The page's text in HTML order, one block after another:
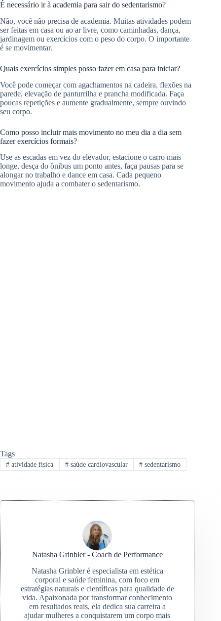
É necessário ir à academia para sair do sedentarismo?
Não, você não precisa de academia. Muitas atividades podem
ser feitas em casa ou ao ar livre, como caminhadas, dança,
jardinagem ou exercícios com o peso do corpo. O importante
é se movimentar.
Quais exercícios simples posso fazer em casa para iniciar?
Você pode começar com agachamentos na cadeira, flexões na
parede, elevação de panturrilha e prancha modificada. Faça
poucas repetições e aumente gradualmente, sempre ouvindo
seu corpo.
Como posso incluir mais movimento no meu dia a dia sem
fazer exercícios formais?
Use as escadas em vez do elevador, estacione o carro mais
longe, desça do ônibus um ponto antes, faça pausas para se
alongar no trabalho e dance em casa. Cada pequeno
movimento ajuda a combater o sedentarismo.
Tags
#atividade física #saúde cardiovascular # sedentarismo
Natasha Grinbler - Coach de Performance
Natasha Grinbler é especialista em estética
corporal e saúde feminina, com foco em
estratégias naturais e científicas para qualidade de
vida. Apaixonada por transformar conhecimento
em resultados reais, ela dedica sua carreira a
ajudar mulheres a conquistarem um corpo mais